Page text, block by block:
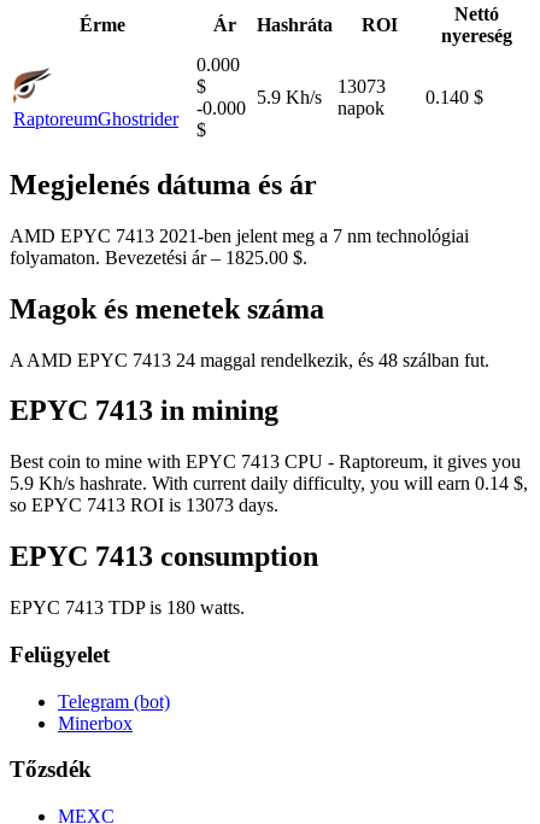
Érme
Ár Hashráta ROI
Nettó
nyereség
RaptoreumGhostrider
0.000
$
-0.000
$
5.9 Kh/s
13073
napok
0.140 $
Megjelenés dátuma és ár
AMD EPYC 7413 2021-ben jelent meg a 7 nm technológiai
folyamaton. Bevezetési ár – 1825.00 $.
Magok és menetek száma
A AMD EPYC 7413 24 maggal rendelkezik, és 48 szálban fut.
EPYC 7413 in mining
Best coin to mine with EPYC 7413 CPU - Raptoreum, it gives you
5.9 Kh/s hashrate. With current daily difficulty, you will earn 0.14 $,
so EPYC 7413 ROI is 13073 days.
EPYC 7413 consumption
EPYC 7413 TDP is 180 watts.
Felügyelet
Telegram (bot)
Minerbox
Tőzsdék
MEXC